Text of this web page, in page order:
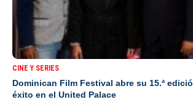
CINE Y SERIES
Dominican Film Festival abre su 15.ª
éxito en el United Palace